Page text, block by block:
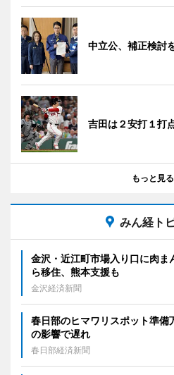
中立公、補正検討
吉田は２安打１
もっと見る
みん経ト
金沢・近江町市場入り口に肉
ら移住、熊本支援も
金沢経済新聞
春日部のヒマワリスポット準
の影響で遅れ
春日部経済新聞